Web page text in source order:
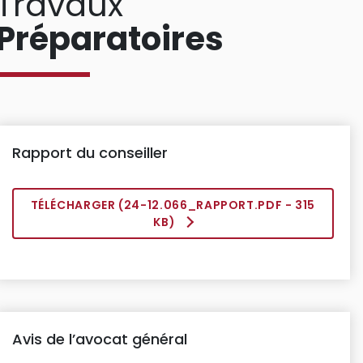
Rapport du conseiller
TÉLÉCHARGER (24-12.066_RAPPORT.PDF - 315
KB)
Avis de l’avocat général